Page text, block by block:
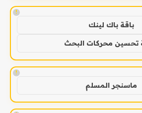
!
باقة باك لينك
تحسين محركات البحث
!
ماسنجر المسلم